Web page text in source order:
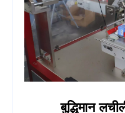
बुद्धिमान